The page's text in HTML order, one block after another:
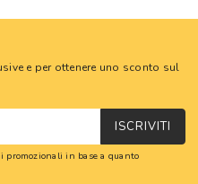
e per ottenere uno sconto sul
ISCRIVITI
promozionali in base a quanto